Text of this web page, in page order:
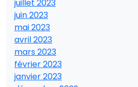
juillet 2023
juin 2023
mai 2023
avril 2023
mars 2023
février 2023
janvier 2023